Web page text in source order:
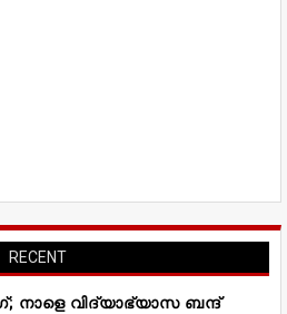
RECENT
നാളെ വിദ്യാഭ്യാസ ബന്ദ്